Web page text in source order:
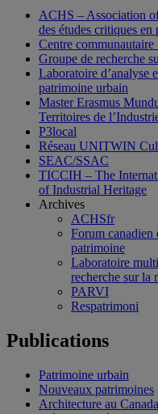
ACHS – Association
des études critiques en
Centre
Groupe de recherche
Laboratoire d’analyse
patrimoine urbain
Master Erasmus
Territoires de
P3local
Réseau UNITWIN
SEAC/SSAC
TICCIH – The
of Industrial Heritage
Archives
ACHSfr
Forum canadien
patrimoine
Laboratoire
recherche sur la
PARVI
Respatrimoni
Publications
Patrimoine urbain
Nouveaux patrimoines
Architecture au Canada